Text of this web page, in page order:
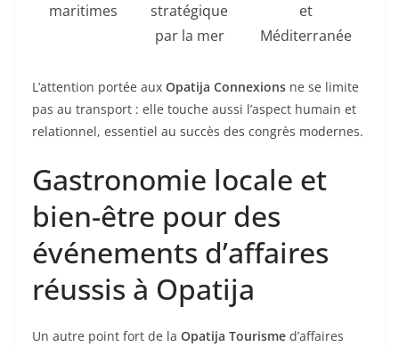
maritimes
stratégique
par la mer
et
Méditerranée
L’attention portée aux Opatija Connexions ne se limite
pas au transport : elle touche aussi l’aspect humain et
relationnel, essentiel au succès des congrès modernes.
Gastronomie locale et
bien-être pour des
événements d’affaires
réussis à Opatija
Un autre point fort de la Opatija Tourisme d’affaires